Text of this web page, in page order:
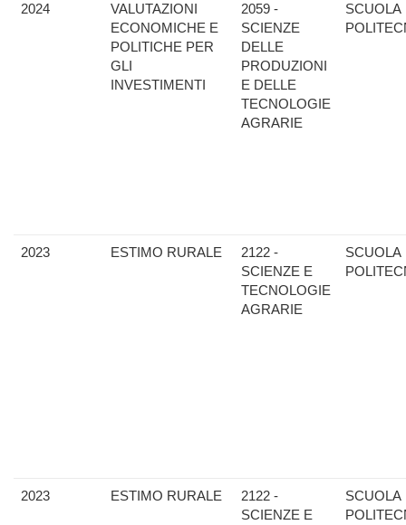
2024
VALUTAZIONI
ECONOMICHE E
POLITICHE PER
GLI
INVESTIMENTI
2059 -
SCIENZE
DELLE
PRODUZIONI
E DELLE
TECNOLOGIE
AGRARIE
SCUOLA
2023 ESTIMO RURALE
2122 -
SCIENZE E
TECNOLOGIE
AGRARIE
SCUOLA
2023 ESTIMO RURALE
2122 -
SCIENZE E
SCUOLA